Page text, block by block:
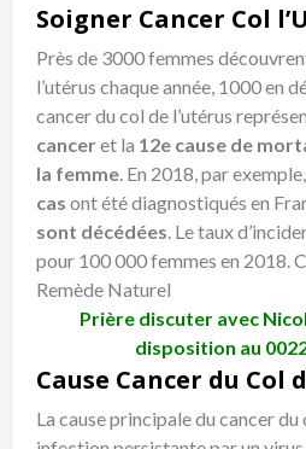
Près de 3000 femmes
l’utérus chaque année, 1000 en
cancer du col de l’utérus
cancer et la 12e cause de
la femme. En 2018, par exemple,
cas ont été diagnostiqués en
sont décédées. Le taux
pour 100 000 femmes en 2018.
Remède Naturel
Prière discuter avec
disposition au
La cause principale du cancer du